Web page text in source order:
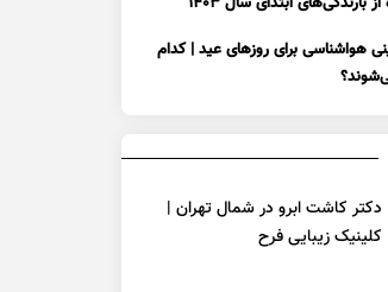
هواشناسی برای روزهای عید | کدام
دکتر کاشت ابرو در شمال تهران |
کلینیک زیبایی فرح